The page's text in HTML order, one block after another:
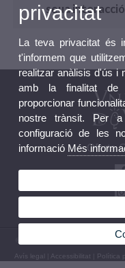
seua
Oferta
© 2026 UV. - Av. Blasco Ibañez,
Avís legal Accessibilitat Política
privacitat
La teva privacitat és
t'informem que
realitzar anàlisis d'ús i
amb la finalitat de
proporcionar
nostre trànsit. Per
configuració de les
informació Més